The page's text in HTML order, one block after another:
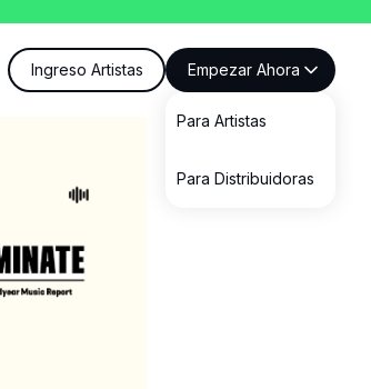
Ingreso Artistas Empezar Ahora
Para Artistas
Para Distribuidoras